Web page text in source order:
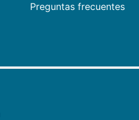
Preguntas frecuentes